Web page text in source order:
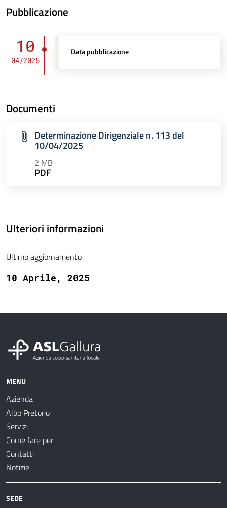
Pubblicazione
10
04/2025
Data pubblicazione
Documenti
Determinazione Dirigenziale n. 113 del
10/04/2025
2 MB
PDF
Ulteriori informazioni
Ultimo aggiornamento
10 Aprile, 2025
MENU
Azienda
Albo Pretorio
Servizi
Come fare per
Contatti
Notizie
SEDE